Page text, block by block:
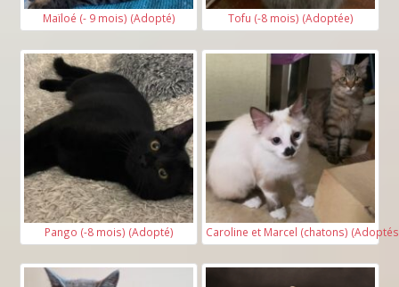
Maïloé (- 9 mois) (Adopté) Tofu (-8 mois) (Adoptée)
Pango (-8 mois) (Adopté) Caroline et Marcel (chatons)